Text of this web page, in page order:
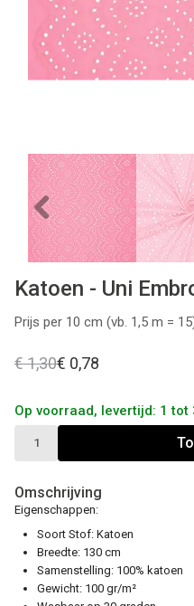
Hobby
Workshops
Previous
Katoen - Uni
Prijs per 10 cm (vb. 1,5 m =
€ 1,30€ 0,78
Op voorraad, levertijd: 1 tot
Omschrijving
Eigenschappen:
Soort Stof: Katoen
Breedte: 130 cm
Samenstelling: 100% katoen
Gewicht: 100 gr/m²